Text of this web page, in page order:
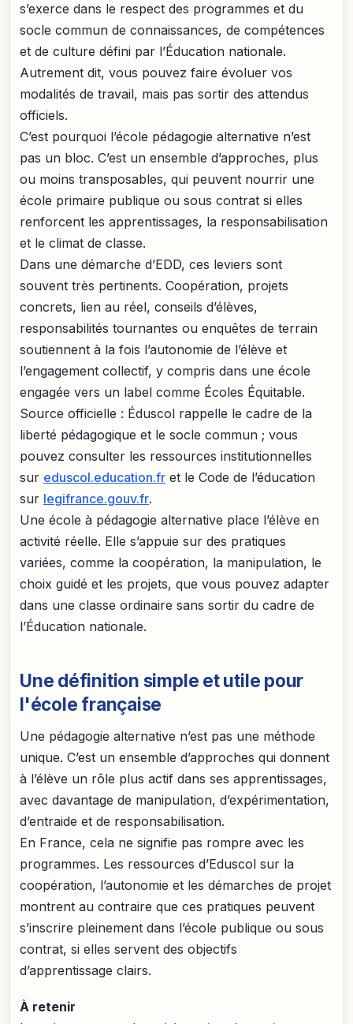
s’exerce dans le respect des programmes et du
socle commun de connaissances, de compétences
et de culture défini par l’Éducation nationale.
Autrement dit, vous pouvez faire évoluer vos
modalités de travail, mais pas sortir des attendus
officiels.
C’est pourquoi l’école pédagogie alternative n’est
pas un bloc. C’est un ensemble d’approches, plus
ou moins transposables, qui peuvent nourrir une
école primaire publique ou sous contrat si elles
renforcent les apprentissages, la responsabilisation
et le climat de classe.
Dans une démarche d’EDD, ces leviers sont
souvent très pertinents. Coopération, projets
concrets, lien au réel, conseils d’élèves,
responsabilités tournantes ou enquêtes de terrain
soutiennent à la fois l’autonomie de l’élève et
l’engagement collectif, y compris dans une école
engagée vers un label comme Écoles Équitable.
Source officielle : Éduscol rappelle le cadre de la
liberté pédagogique et le socle commun ; vous
pouvez consulter les ressources institutionnelles
sur eduscol.education.fr et le Code de l’éducation
sur legifrance.gouv.fr.
Une école à pédagogie alternative place l’élève en
activité réelle. Elle s’appuie sur des pratiques
variées, comme la coopération, la manipulation, le
choix guidé et les projets, que vous pouvez adapter
dans une classe ordinaire sans sortir du cadre de
l’Éducation nationale.
Une définition simple et utile pour
l'école française
Une pédagogie alternative n’est pas une méthode
unique. C’est un ensemble d’approches qui donnent
à l’élève un rôle plus actif dans ses apprentissages,
avec davantage de manipulation, d’expérimentation,
d’entraide et de responsabilisation.
En France, cela ne signifie pas rompre avec les
programmes. Les ressources d’Eduscol sur la
coopération, l’autonomie et les démarches de projet
montrent au contraire que ces pratiques peuvent
s’inscrire pleinement dans l’école publique ou sous
contrat, si elles servent des objectifs
d’apprentissage clairs.
À retenir